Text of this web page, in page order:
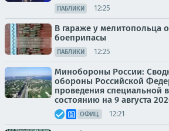
ПАБЛИКИ 12:25
В гараже у мелитопольца
боеприпасы
ПАБЛИКИ 12:25
Минобороны России:
обороны Российской
проведения специальной
состоянию на 9 августа
ОФИЦ. 12:21